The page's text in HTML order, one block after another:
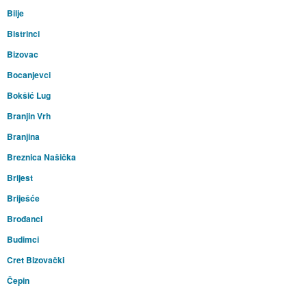
Bilje
Bistrinci
Bizovac
Bocanjevci
Bokšić Lug
Branjin Vrh
Branjina
Breznica Našička
Brijest
Briješće
Brođanci
Budimci
Cret Bizovački
Čepin